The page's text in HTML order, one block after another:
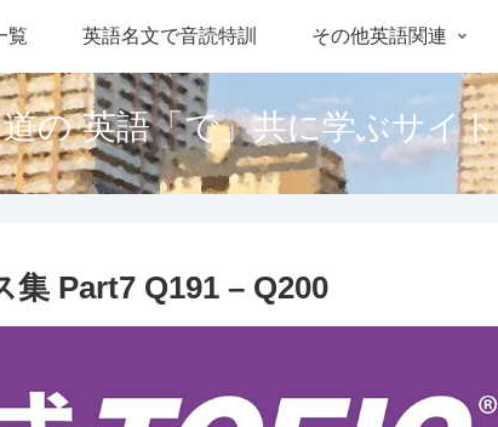
の 英語「で」共に学ぶサイト
覧 英語名文で音読特訓 その他英語関連
集 Part7 Q191 – Q200